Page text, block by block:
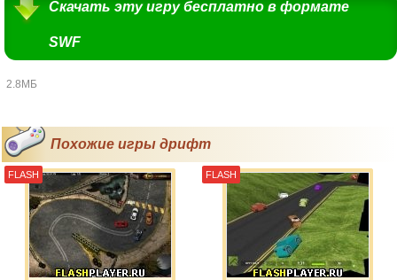
Скачать эту игру бесплатно в формате
SWF
2.8МБ
Похожие игры дрифт
FLASH FLASH